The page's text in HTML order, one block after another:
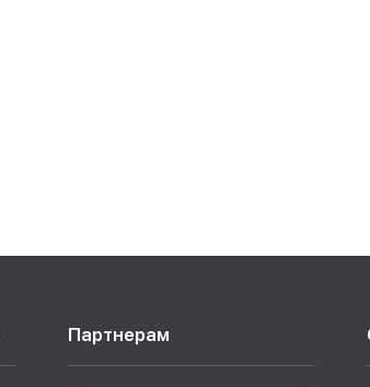
Партнерам